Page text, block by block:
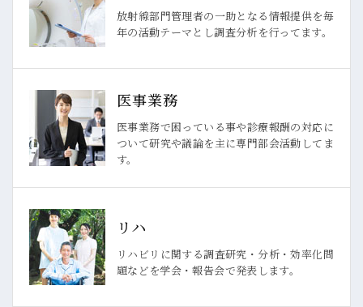
放射線部門管理者の一助となる情報提供を毎
年の活動テーマとし調査分析を行ってます。
医事業務
医事業務で困っている事や診療報酬の対応に
ついて研究や議論を主に専門部会活動してま
す。
リハ
リハビリに関する調査研究・分析・効率化問
題などを学会・報告会で発表します。